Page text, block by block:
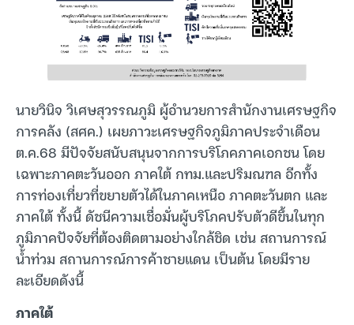
นายวินิจ วิเศษสุวรรณภูมิ ผู้อำนวยการสำนักงานเศรษฐกิจ
การคลัง (สศค.) เผยภาวะเศรษฐกิจภูมิภาคประจำเดือน
ต.ค.68 มีปัจจัยสนับสนุนจากการบริโภคภาคเอกชน โดย
เฉพาะภาคตะวันออก ภาคใต้ กทม.และปริมณฑล อีกทั้ง
การท่องเที่ยวที่ขยายตัวได้ในภาคเหนือ ภาคตะวันตก และ
ภาคใต้ ทั้งนี้ ดัชนีความเชื่อมั่นผู้บริโภคปรับตัวดีขึ้นในทุก
ภูมิภาคปัจจัยที่ต้องติดตามอย่างใกล้ชิด เช่น สถานการณ์
น้ำท่วม สถานการณ์การค้าชายแดน เป็นต้น โดยมีราย
ละเอียดดังนี้
ภาคใต้